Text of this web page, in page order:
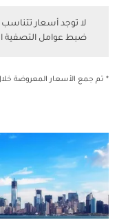
لا توجد أسعار
ضبط عوامل التصفية
* تم جمع الأسعار المعروضة خلال آخر 48 ساعة وقد لا تكون متاحة